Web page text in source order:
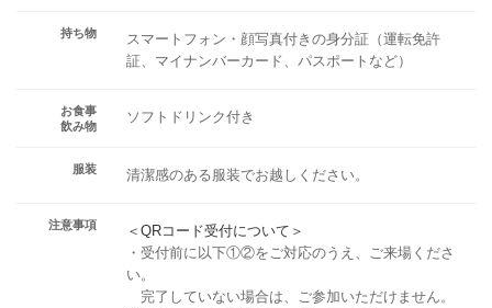
持ち物
スマートフォン・顔写真付きの身分証（運転免許
証、マイナンバーカード、パスポートなど）
お食事
飲み物
ソフトドリンク付き
服装 清潔感のある服装でお越しください。
注意事項
＜QRコード受付について＞
・受付前に以下①②をご対応のうえ、ご来場くださ
い。
完了していない場合は、ご参加いただけません。